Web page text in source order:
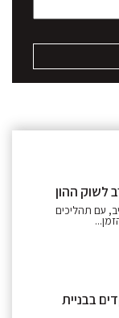
לשוק ההון
עם תהליכים
בבניית